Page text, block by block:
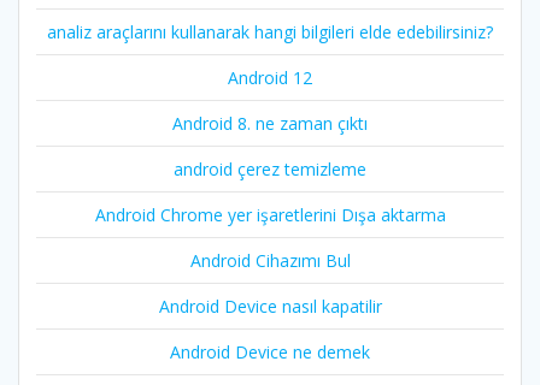
analiz araçlarını kullanarak hangi bilgileri elde edebilirsiniz?
Android 12
Android 8. ne zaman çıktı
android çerez temizleme
Android Chrome yer işaretlerini Dışa aktarma
Android Cihazımı Bul
Android Device nasıl kapatilir
Android Device ne demek